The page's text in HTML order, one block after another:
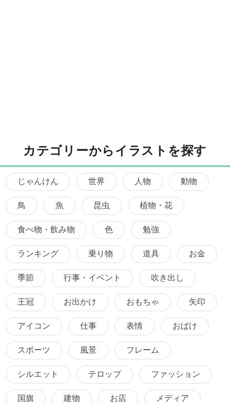
カテゴリーからイラストを探す
じゃんけん 世界 人物 動物
鳥 魚 昆虫 植物・花
食べ物・飲み物 色 勉強
ランキング 乗り物 道具 お金
季節 行事・イベント 吹き出し
王冠 お出かけ おもちゃ 矢印
アイコン 仕事 表情 おばけ
スポーツ 風景 フレーム
シルエット テロップ ファッション
国旗 建物 お店 メディア